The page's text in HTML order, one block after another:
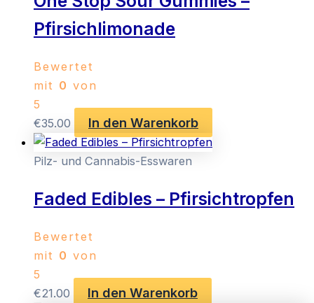
Pfirsichlimonade
Bewertet
mit 0 von
5
€35.00 In den Warenkorb
Pilz- und Cannabis-Esswaren
Faded Edibles – Pfirsichtropfen
Bewertet
mit 0 von
5
€21.00 In den Warenkorb